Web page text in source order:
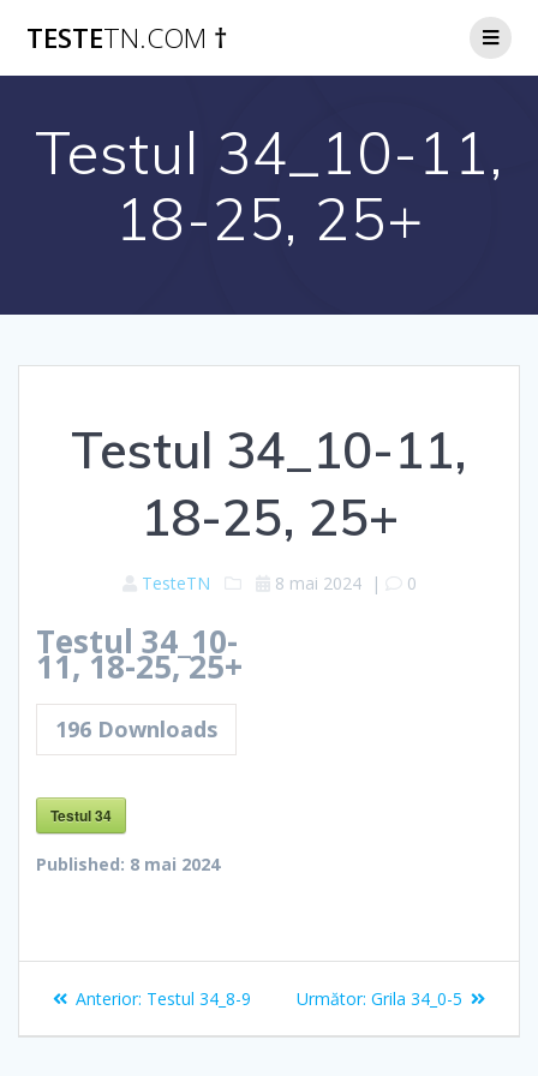
TESTETN.COM †
Testul 34_10-11,
18-25, 25+
Testul 34_10-11,
18-25, 25+
TesteTN 8 mai 2024| 0
Testul 34_10-
11, 18-25, 25+
196 Downloads
Testul 34
Published: 8 mai 2024
Navigare
în
Anterior: Articolul
Testul 34_8-9 Următor: Articolul
Grila 34_0-5